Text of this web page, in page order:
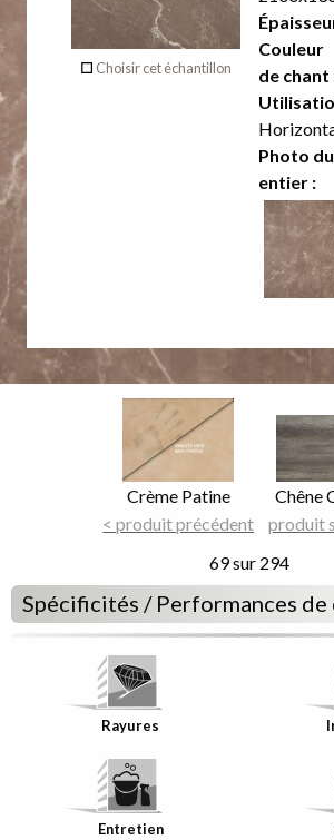
Choisir cet échantillon
Couleur
de chant
Photo
entier :
Nom
du
Crème Patine
< produit précédent
Image
Focus
Nom
du
Chêne
produit
69 sur 294
Spécificités / Performances
Rayures
Entretien